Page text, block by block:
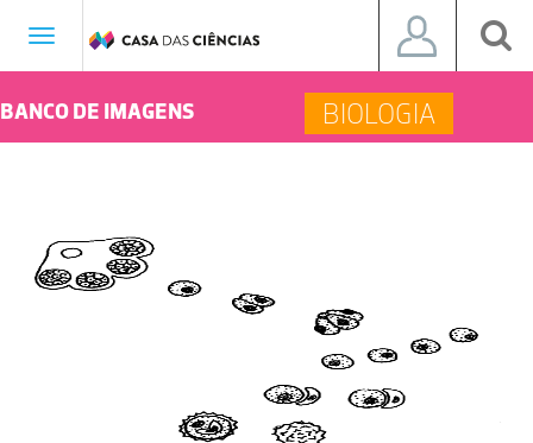
Toggle
BANCO DE IMAGENS BIOLOGIA